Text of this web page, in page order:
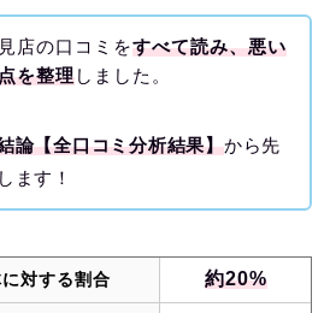
店の口コミをすべて読み、悪い
を整理しました。
論【全口コミ分析結果】から先
ます！
対する割合 約20%